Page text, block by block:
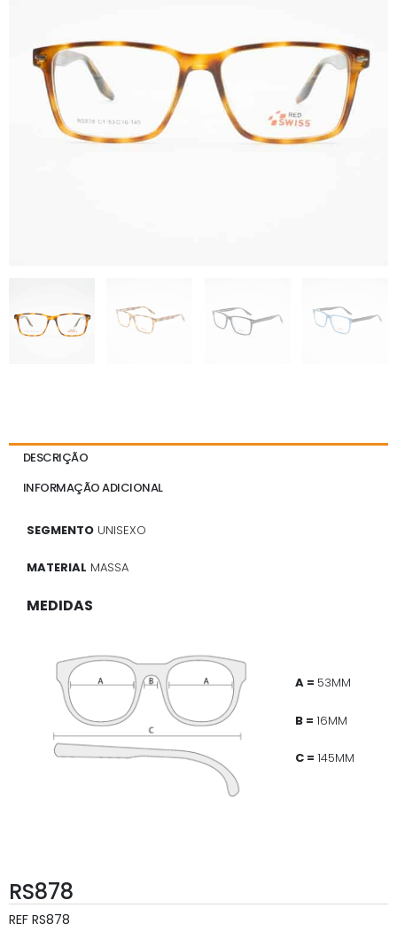
DESCRIÇÃO
INFORMAÇÃO ADICIONAL
SEGMENTO UNISEXO
MATERIAL MASSA
MEDIDAS
A = 53MM
B = 16MM
C = 145MM
RS878
REF RS878